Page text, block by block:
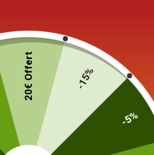
20€ Offert -15%
-5%